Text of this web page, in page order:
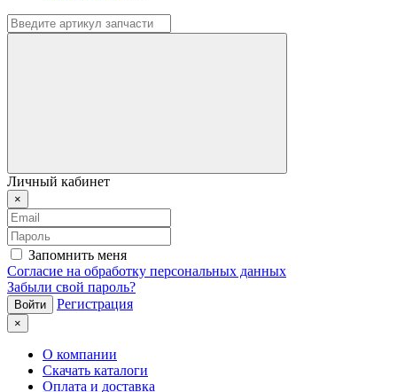
Личный кабинет
×
Запомнить меня
Согласие на обработку персональных данных
Забыли свой пароль?
Регистрация
×
О компании
Скачать каталоги
Оплата и доставка